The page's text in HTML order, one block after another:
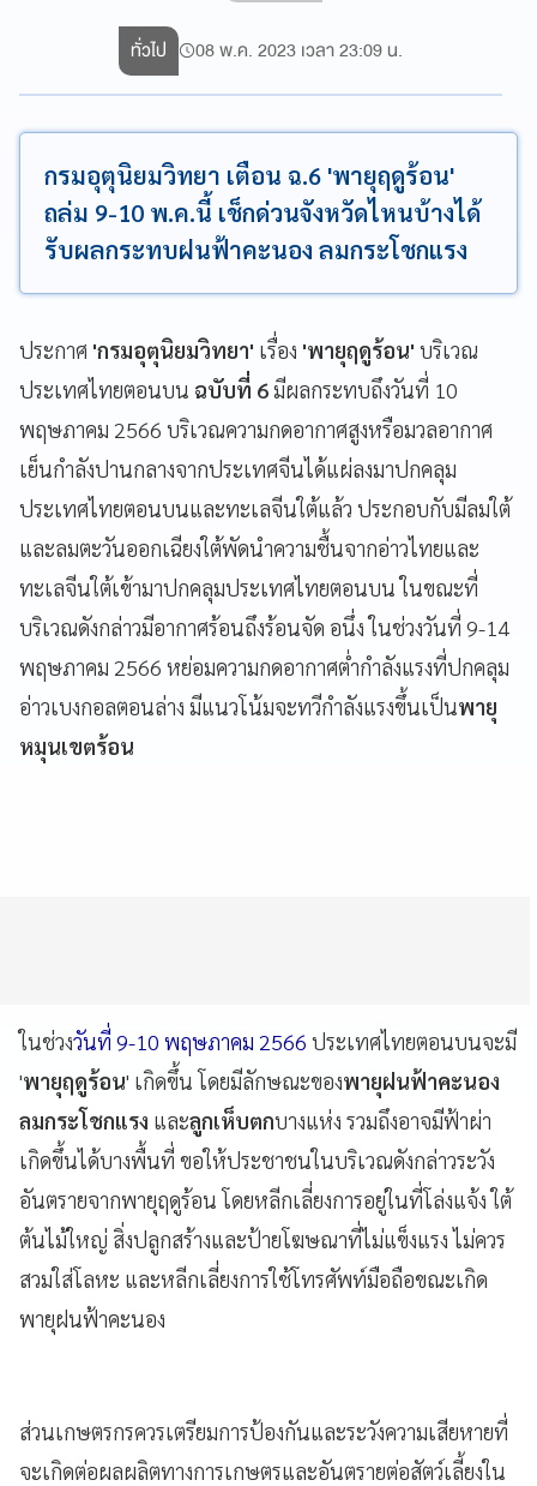
ทั่วไป 08 พ.ค. 2023 เวลา 23:09 น.
กรมอุตุนิยมวิทยา เตือน ฉ.6 'พายุฤดูร้อน'
ถล่ม 9-10 พ.ค.นี้ เช็กด่วนจังหวัดไหนบ้างได้
รับผลกระทบฝนฟ้าคะนอง ลมกระโชกแรง
ประกาศ 'กรมอุตุนิยมวิทยา' เรื่อง 'พายุฤดูร้อน' บริเวณ
ประเทศไทยตอนบน ฉบับที่ 6มีผลกระทบถึงวันที่ 10
พฤษภาคม 2566 บริเวณความกดอากาศสูงหรือมวลอากาศ
เย็นกำลังปานกลางจากประเทศจีนได้แผ่ลงมาปกคลุม
ประเทศไทยตอนบนและทะเลจีนใต้แล้ว ประกอบกับมีลมใต้
และลมตะวันออกเฉียงใต้พัดนำความชื้นจากอ่าวไทยและ
ทะเลจีนใต้เข้ามาปกคลุมประเทศไทยตอนบน ในขณะที่
บริเวณดังกล่าวมีอากาศร้อนถึงร้อนจัด อนึ่ง ในช่วงวันที่ 9-14
พฤษภาคม 2566 หย่อมความกดอากาศต่ำกำลังแรงที่ปกคลุม
อ่าวเบงกอลตอนล่าง มีแนวโน้มจะทวีกำลังแรงขึ้นเป็นพายุ
หมุนเขตร้อน
ในช่วงวันที่ 9-10 พฤษภาคม 2566 ประเทศไทยตอนบนจะมี
'พายุฤดูร้อน' เกิดขึ้น โดยมีลักษณะของพายุฝนฟ้าคะนอง
ลมกระโชกแรง และลูกเห็บตกบางแห่ง รวมถึงอาจมีฟ้าผ่า
เกิดขึ้นได้บางพื้นที่ ขอให้ประชาชนในบริเวณดังกล่าวระวัง
อันตรายจากพายุฤดูร้อน โดยหลีกเลี่ยงการอยู่ในที่โล่งแจ้ง ใต้
ต้นไม้ใหญ่ สิ่งปลูกสร้างและป้ายโฆษณาที่ไม่แข็งแรง ไม่ควร
สวมใส่โลหะ และหลีกเลี่ยงการใช้โทรศัพท์มือถือขณะเกิด
พายุฝนฟ้าคะนอง
ส่วนเกษตรกรควรเตรียมการป้องกันและระวังความเสียหายที่
จะเกิดต่อผลผลิตทางการเกษตรและอันตรายต่อสัตว์เลี้ยงใน